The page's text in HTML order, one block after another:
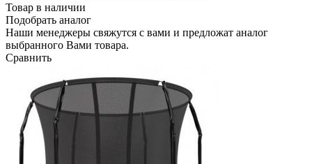
Товар в наличии
Подобрать аналог
Наши менеджеры свяжутся с вами и предложат аналог
выбранного Вами товара.
Сравнить